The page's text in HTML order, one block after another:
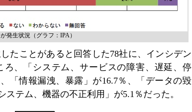
発生状況（グラフ：IPA）
たことがあると回答した78社に、インシデン
ろ、「システム、サービスの障害、遅延、停
「情報漏洩、暴露」が16.7％、「データの毀
ステム、機器の不正利用」が5.1％だった。